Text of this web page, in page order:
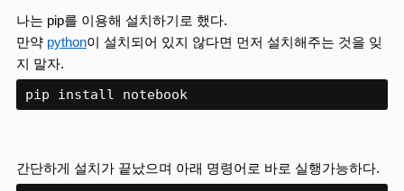
나는 pip를 이용해 설치하기로 했다.
만약 python이 설치되어 있지 않다면 먼저 설치해주는 것을 잊
지 말자.
간단하게 설치가 끝났으며 아래 명령어로 바로 실행가능하다.